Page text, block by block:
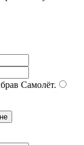
Самолёт.